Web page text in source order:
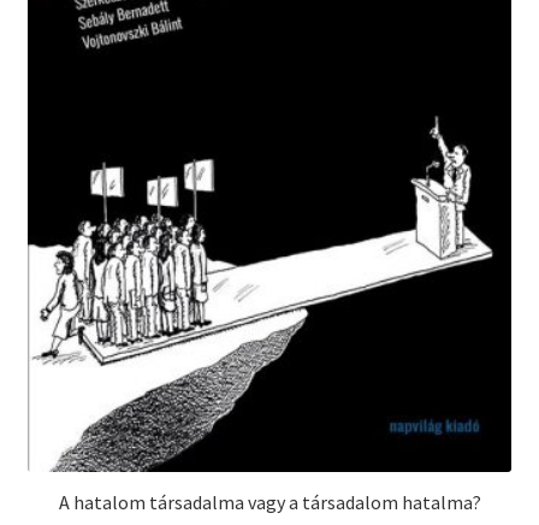
A hatalom társadalma vagy a társadalom hatalma?